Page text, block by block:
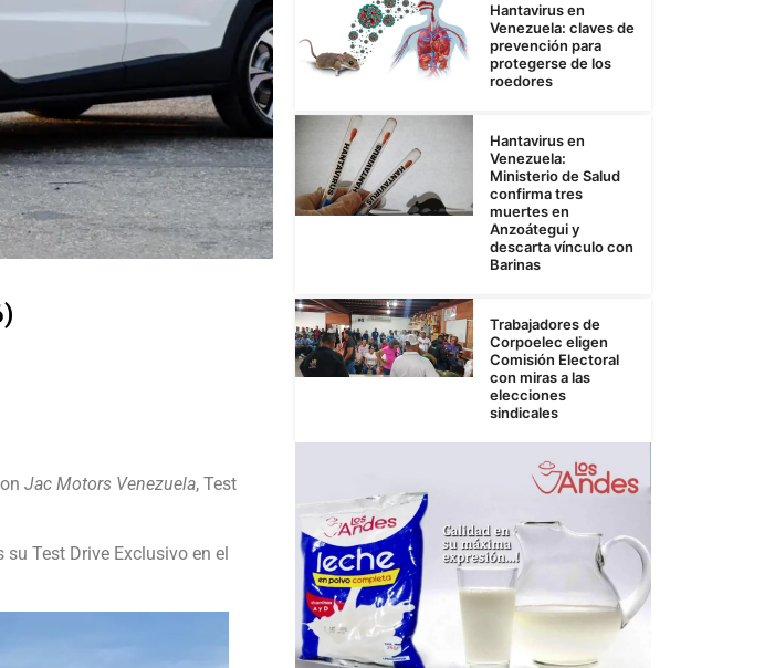
Jac Motors Venezuela, Test
Test Drive Exclusivo en el
Hantavirus en
Venezuela: claves de
prevención para
protegerse de los
roedores
Hantavirus en
Venezuela:
Ministerio de Salud
confirma tres
muertes en
Anzoátegui y
descarta vínculo con
Barinas
Trabajadores de
Corpoelec eligen
Comisión Electoral
con miras a las
elecciones
sindicales